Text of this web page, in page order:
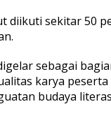
diikuti sekitar 50
sebagai
karya peserta
budaya